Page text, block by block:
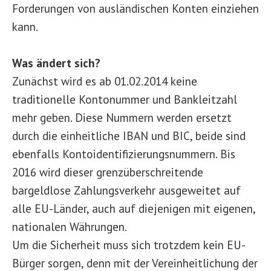
Forderungen von ausländischen Konten einziehen
kann.
Was ändert sich?
Zunächst wird es ab 01.02.2014 keine
traditionelle Kontonummer und Bankleitzahl
mehr geben. Diese Nummern werden ersetzt
durch die einheitliche IBAN und BIC, beide sind
ebenfalls Kontoidentifizierungsnummern. Bis
2016 wird dieser grenzüberschreitende
bargeldlose Zahlungsverkehr ausgeweitet auf
alle EU-Länder, auch auf diejenigen mit eigenen,
nationalen Währungen.
Um die Sicherheit muss sich trotzdem kein EU-
Bürger sorgen, denn mit der Vereinheitlichung der